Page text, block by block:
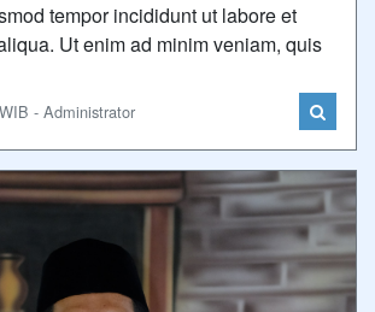
tempor incididunt ut labore et
Ut enim ad minim veniam, quis
- Administrator